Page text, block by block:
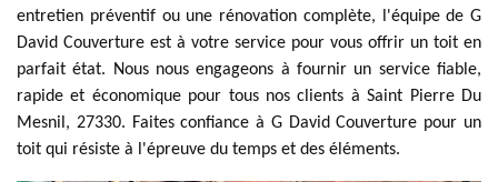
entretien préventif ou une rénovation complète, l'équipe de G
David Couverture est à votre service pour vous offrir un toit en
parfait état. Nous nous engageons à fournir un service fiable,
rapide et économique pour tous nos clients à Saint Pierre Du
Mesnil, 27330. Faites confiance à G David Couverture pour un
toit qui résiste à l'épreuve du temps et des éléments.